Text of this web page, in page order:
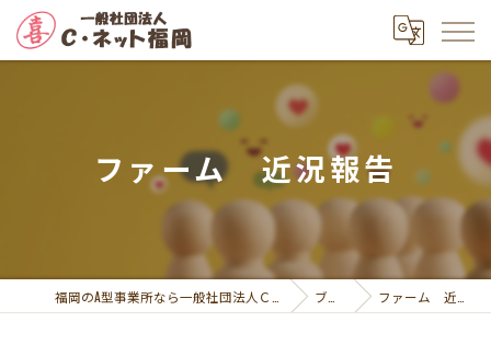
ファーム 近況報告
ブログ ファーム 近況報告